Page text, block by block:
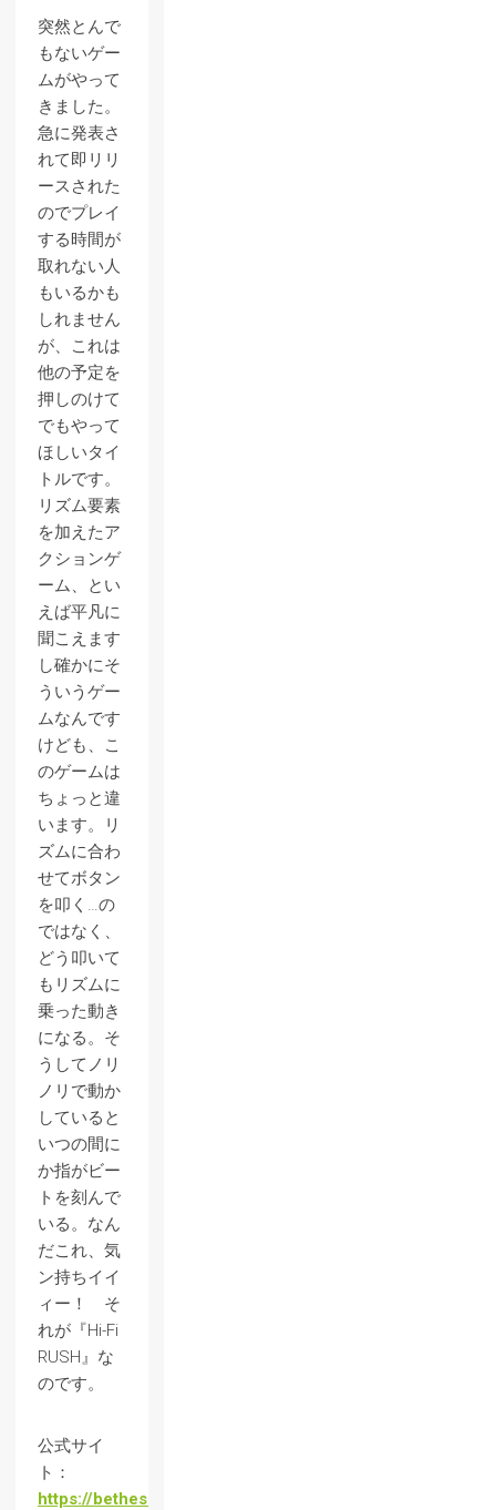
突然とんで
もないゲー
ムがやって
きました。
急に発表さ
れて即リリ
ースされた
のでプレイ
する時間が
取れない人
もいるかも
しれません
が、これは
他の予定を
押しのけて
でもやって
ほしいタイ
トルです。
リズム要素
を加えたア
クションゲ
ーム、とい
えば平凡に
聞こえます
し確かにそ
ういうゲー
ムなんです
けども、こ
のゲームは
ちょっと違
います。リ
ズムに合わ
せてボタン
を叩く…の
ではなく、
どう叩いて
もリズムに
乗った動き
になる。そ
うしてノリ
ノリで動か
していると
いつの間に
か指がビー
トを刻んで
いる。なん
だこれ、気
ン持ちイイ
ィー！ そ
れが『Hi-Fi
RUSH』な
のです。
公式サイ
ト：
https://bethesda.net/ja-